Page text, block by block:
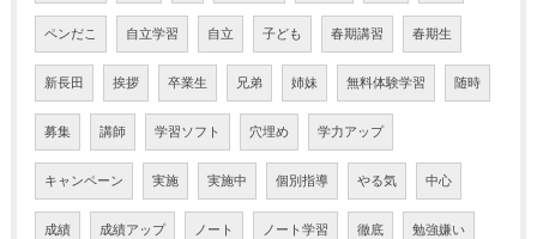
ペンだこ 自立学習 自立 子ども 春期講習 春期生
新長田 挨拶 卒業生 兄弟 姉妹 無料体験学習 随時
募集 講師 学習ソフト 穴埋め 学力アップ
キャンペーン 実施 実施中 個別指導 やる気 中心
成績 成績アップ ノート ノート学習 徹底 勉強嫌い